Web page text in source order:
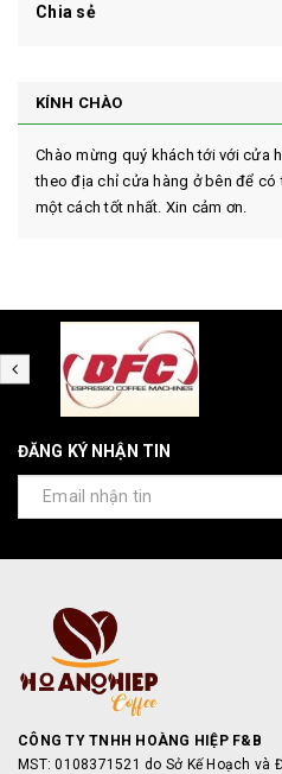
Chia sẻ
KÍNH CHÀO
Chào mừng quý khách tới với cửa
theo địa chỉ cửa hàng ở bên để
một cách tốt nhất. Xin cảm ơn.
ĐĂNG KÝ NHẬN TIN
CÔNG TY TNHH HOÀNG HIỆP F&B
MST: 0108371521 do Sở Kế Hoạch và